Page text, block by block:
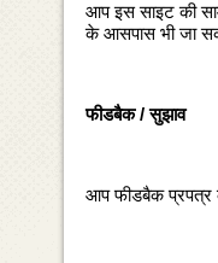
आप इस साइट की
के आसपास भी जा
फीडबैक / सुझाव
आप फीडबैक प्रपत्र